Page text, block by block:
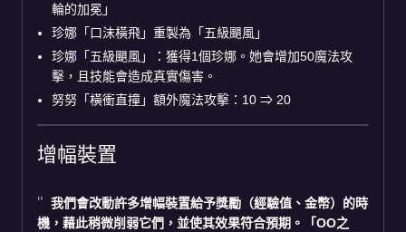
輪的加冕」
珍娜「口沫橫飛」重製為「五級颶風」
珍娜「五級颶風」：獲得1個珍娜。她會增加50魔法攻
擊，且技能會造成真實傷害。
努努「橫衝直撞」額外魔法攻擊：10 ⇒ 20
增幅裝置
我們會改動許多增幅裝置給予獎勵（經驗值、金幣）的時
機，藉此稍微削弱它們，並使其效果符合預期。「OO之